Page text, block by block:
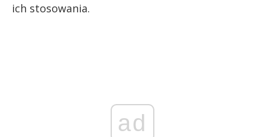
ich stosowania.
ad